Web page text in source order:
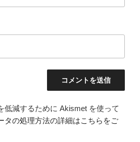
低減するために Akismet を使って
タの処理方法の詳細はこちらをご